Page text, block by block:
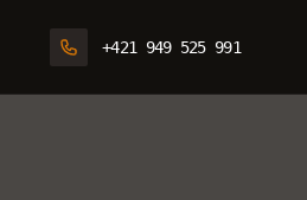
+421 949 525 991